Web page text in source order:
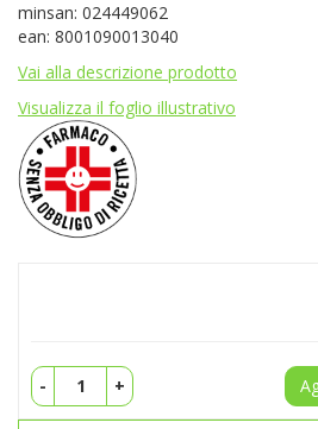
minsan: 024449062
ean: 8001090013040
Vai alla descrizione prodotto
Visualizza il foglio illustrativo
- +